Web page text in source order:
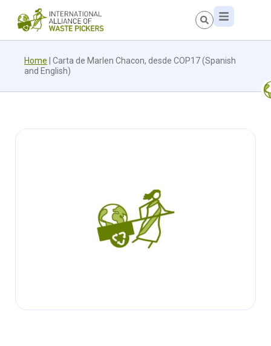
Home
Carta de Marlen Chacon, desde COP17 (Spanish
and English)